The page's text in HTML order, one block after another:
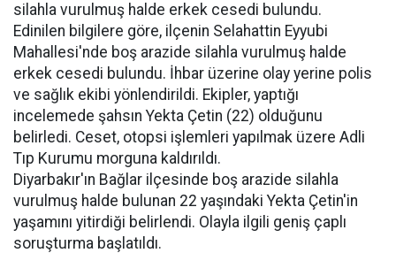
silahla vurulmuş halde erkek cesedi bulundu.
Edinilen bilgilere göre, ilçenin Selahattin Eyyubi
Mahallesi'nde boş arazide silahla vurulmuş halde
erkek cesedi bulundu. İhbar üzerine olay yerine polis
ve sağlık ekibi yönlendirildi. Ekipler, yaptığı
incelemede şahsın Yekta Çetin (22) olduğunu
belirledi. Ceset, otopsi işlemleri yapılmak üzere Adli
Tıp Kurumu morguna kaldırıldı.
Diyarbakır'ın Bağlar ilçesinde boş arazide silahla
vurulmuş halde bulunan 22 yaşındaki Yekta Çetin'in
yaşamını yitirdiği belirlendi. Olayla ilgili geniş çaplı
soruşturma başlatıldı.